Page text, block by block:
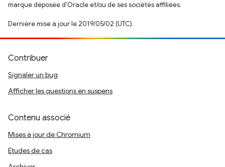
marque déposée d'Oracle et/ou de ses sociétés affiliées.
Dernière mise à jour le 2019/05/02 (UTC).
Contribuer
Signaler un bug
Afficher les questions en suspens
Contenu associé
Mises à jour de Chromium
Études de cas